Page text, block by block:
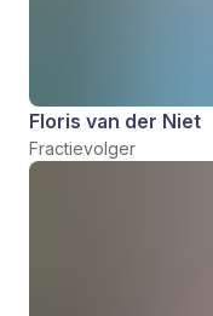
Floris van der Niet
Fractievolger